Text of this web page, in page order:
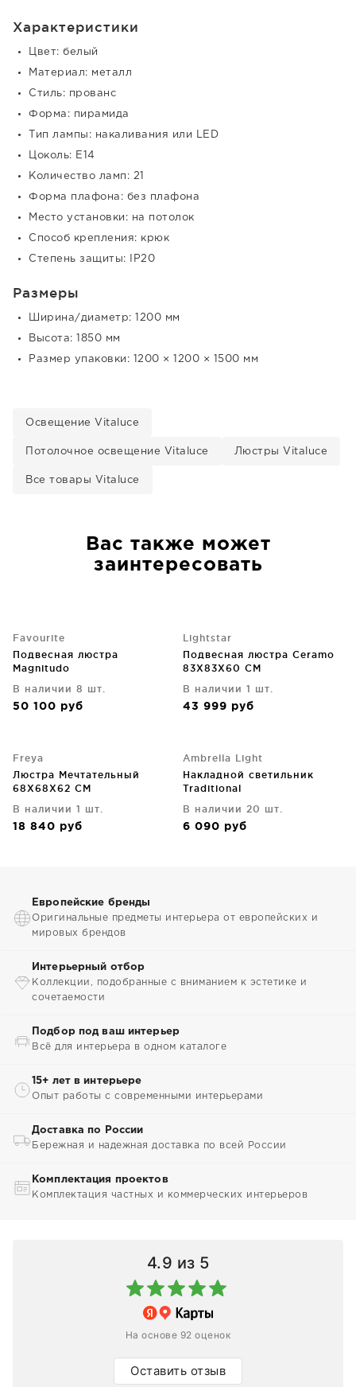
Характеристики
Цвет: белый
Материал: металл
Стиль: прованс
Форма: пирамида
Тип лампы: накаливания или LED
Цоколь: E14
Количество ламп: 21
Форма плафона: без плафона
Место установки: на потолок
Способ крепления: крюк
Степень защиты: IP20
Размеры
Ширина/диаметр: 1200 мм
Высота: 1850 мм
Размер упаковки: 1200 × 1200 × 1500 мм
Освещение Vitaluce
Потолочное освещение Vitaluce Люстры Vitaluce
Все товары Vitaluce
Вас также может
заинтересовать
Favourite
Подвесная люстра
Magnitudo
В наличии 8 шт.
50 100 руб
Lightstar
Подвесная люстра Ceramo
83X83X60 CM
В наличии 1 шт.
43 999 руб
Freya
Люстра Мечтательный
68X68X62 CM
В наличии 1 шт.
18 840 руб
Ambrella Light
Накладной светильник
Traditional
В наличии 20 шт.
6 090 руб
Европейские бренды
Оригинальные предметы интерьера от европейских и
мировых брендов
Интерьерный отбор
Коллекции, подобранные с вниманием к эстетике и
сочетаемости
Подбор под ваш интерьер
Всё для интерьера в одном каталоге
15+ лет в интерьере
Опыт работы с современными интерьерами
Доставка по России
Бережная и надежная доставка по всей России
Комплектация проектов
Комплектация частных и коммерческих интерьеров
4.9 из 5
На основе 92 оценок
Оставить отзыв